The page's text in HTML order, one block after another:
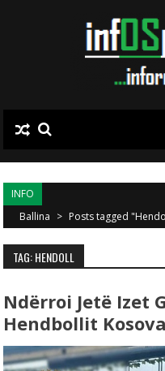
INFO
Ballina > Posts tagged
TAG: HENDOLL
Ndërroi Jetë Izet
Hendbollit